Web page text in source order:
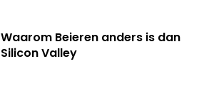
Waarom Beieren anders is dan
Silicon Valley